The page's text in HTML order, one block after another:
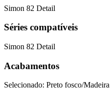
Simon 82 Detail
Séries compatíveis
Simon 82 Detail
Acabamentos
Selecionado: Preto fosco/Madeira